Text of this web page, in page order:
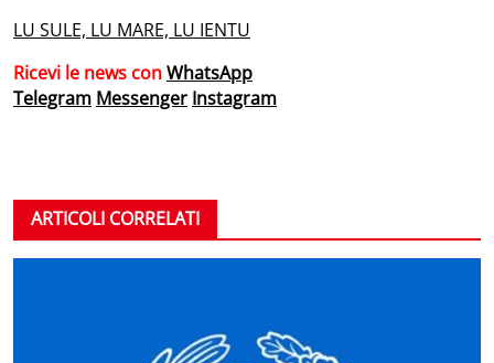
LU SULE, LU MARE, LU IENTU
Ricevi le news conWhatsApp
Telegram Messenger Instagram
ARTICOLI CORRELATI